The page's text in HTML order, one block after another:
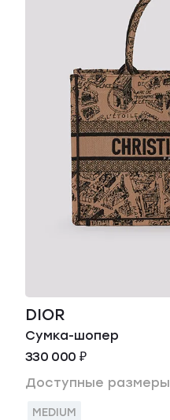
DIOR
Сумка-шопер
330 000 ₽
Доступные размеры
MEDIUM